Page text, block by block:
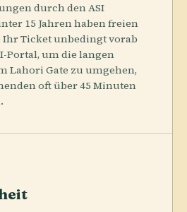
durch den ASI
15 Jahren haben freien
Ihr Ticket unbedingt vorab
Portal, um die langen
Lahori Gate zu umgehen,
oft über 45 Minuten